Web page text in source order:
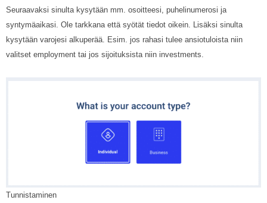
Seuraavaksi sinulta kysytään mm. osoitteesi, puhelinumerosi ja
syntymäaikasi. Ole tarkkana että syötät tiedot oikein. Lisäksi sinulta
kysytään varojesi alkuperää. Esim. jos rahasi tulee ansiotuloista niin
valitset employment tai jos sijoituksista niin investments.
Tunnistaminen